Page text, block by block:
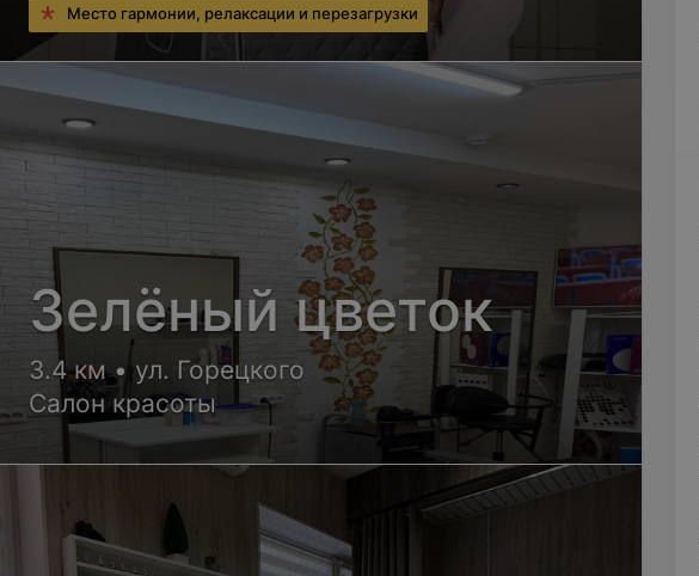
Место гармонии, релаксации и перезагрузки
Зелёный цветок
3.4 км • ул. Горецкого
Салон красоты